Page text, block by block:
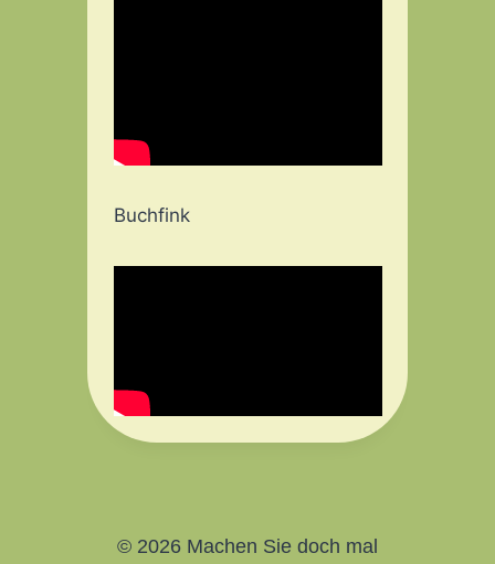
Buchfink
© 2026 Machen Sie doch mal